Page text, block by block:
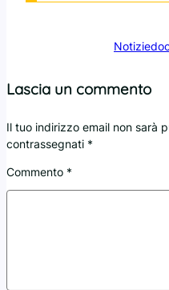
Notizie
Lascia un commento
Il tuo indirizzo email non sarà
contrassegnati *
Commento *